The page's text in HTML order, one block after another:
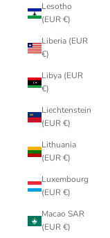
Lesotho
(EUR €)
Liberia (EUR
€)
Libya (EUR
€)
Liechtenstein
(EUR €)
Lithuania
(EUR €)
Luxembourg
(EUR €)
Macao SAR
(EUR €)